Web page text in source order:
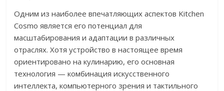
Одним из наиболее впечатляющих аспектов Kitchen
Cosmo является его потенциал для
масштабирования и адаптации в различных
отраслях. Хотя устройство в настоящее время
ориентировано на кулинарию, его основная
технология — комбинация искусственного
интеллекта, компьютерного зрения и тактильного